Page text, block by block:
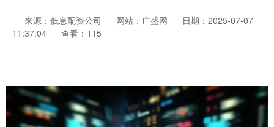
来源：低息配资公司 网站：广盛网
日期：2025-07-07
11:37:04
查看：115